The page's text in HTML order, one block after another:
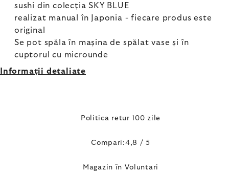
sushi din colecția SKY BLUE
realizat manual în Japonia - fiecare produs este
original
Se pot spăla în mașina de spălat vase și în
cuptorul cu microunde
Informaţii detaliate
Politica retur 100 zile
Compari:4,8 / 5
Magazin în Voluntari